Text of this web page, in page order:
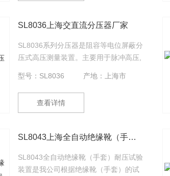
绝缘材料进行工频或直流高压下的绝缘
强度试验。是高压试验中*的重要设备。
SL8036上海交直流分压器厂家
SL8036系列分压器是阻容等电位屏蔽分
压式高压测量装置。主要用于脉冲高压,
静电电压表的。具有操作简便，显示直
观，精度高、体积小、重量轻等特点，
适应于发电厂、变电站、高压电器设备
线与高压测量端相连，可实现远距离清
晰读数,使用安全、方便。该系列分压器
输入阻抗高，线性度好，采用特殊的屏
型号：SL8036 产地：上海市
查看详情
SL8043上海全自动绝缘靴（手套）耐压试验装置厂家
SL8043全自动绝缘靴（手套）耐压试验
装置是我公司根据绝缘靴（手套）的试